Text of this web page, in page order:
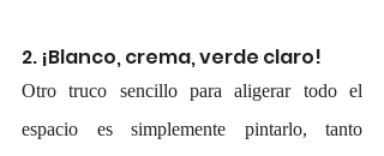
2. ¡Blanco, crema, verde claro!
Otro truco sencillo para aligerar todo el
espacio es simplemente pintarlo, tanto